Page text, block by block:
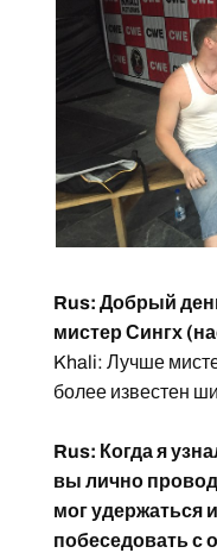
Rus: Добрый
мистер Сингх
Khali: Лучше
более известен
Rus: Когда я
вы лично
мог удержаться
побеседовать с